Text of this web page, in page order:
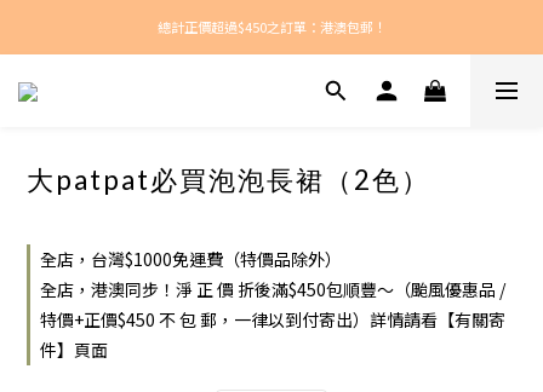
新款每周上架！
總計正價超過$450之訂單：港澳包郵！
大patpat必買泡泡長裙（2色）
全店，台灣$1000免運費（特價品除外）
全店，港澳同步！淨 正 價 折後滿$450包順豐～（颱風優惠品 /
特價+正價$450 不 包 郵，一律以到付寄出）詳情請看【有關寄
件】頁面